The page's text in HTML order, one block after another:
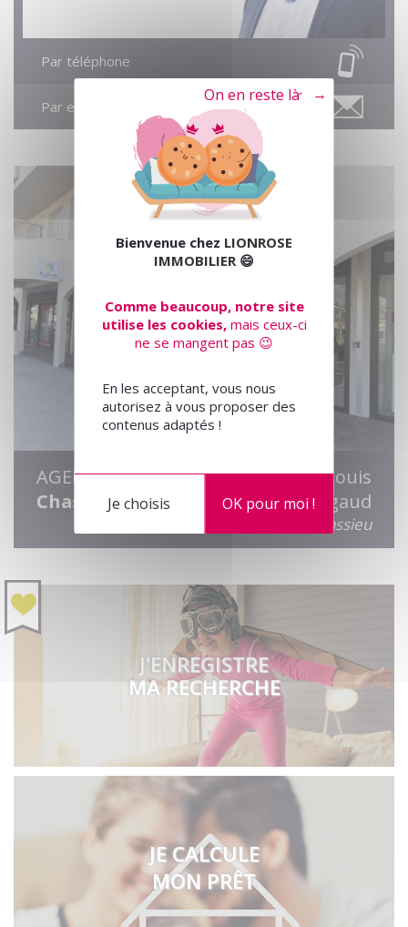
Par téléphone
Par email
AGENCE
Chassieu
2 Rue Louis
Pergaud
69680 Chassieu
J'ENREGISTRE
MA RECHERCHE
JE CALCULE
MON PRÊT
Bienvenue chez LIONROSE
IMMOBILIER 😄
Comme beaucoup, notre site
utilise les cookies,mais ceux-ci
ne se mangent pas 😉
En les acceptant, vous nous
autorisez à vous proposer des
contenus adaptés !
OK pour moi !
Tout refuser
Je choisis